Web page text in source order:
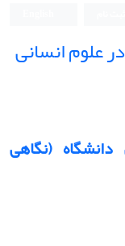
علوم انسانی
(نگاهی